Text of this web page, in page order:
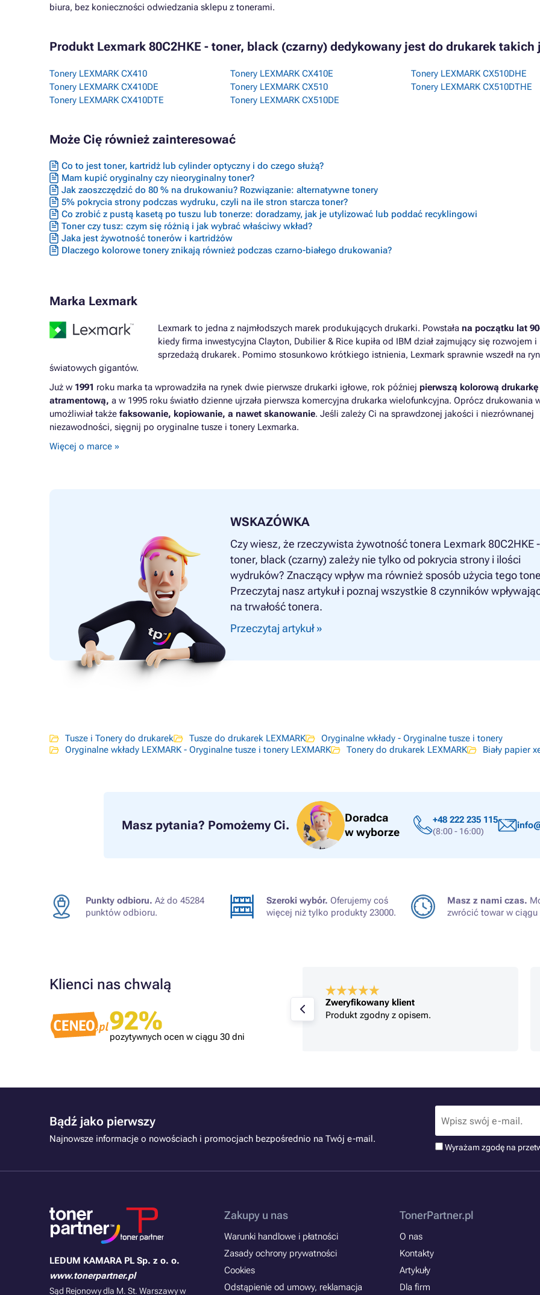
biura, bez konieczności odwiedzania sklepu z tonerami.
Produkt Lexmark 80C2HKE - toner, black (czarny) dedykowany jest do drukarek takich
Tonery LEXMARK CX410
Tonery LEXMARK CX410DE
Tonery LEXMARK CX410DTE
Tonery LEXMARK CX410E
Tonery LEXMARK CX510
Tonery LEXMARK CX510DE
Tonery LEXMARK CX510DHE
Tonery LEXMARK CX510DTHE
Może Cię również zainteresować
Co to jest toner, kartridż lub cylinder optyczny i do czego służą?
Mam kupić oryginalny czy nieoryginalny toner?
Jak zaoszczędzić do 80 % na drukowaniu? Rozwiązanie: alternatywne tonery
5% pokrycia strony podczas wydruku, czyli na ile stron starcza toner?
Co zrobić z pustą kasetą po tuszu lub tonerze: doradzamy, jak je utylizować lub poddać recyklingowi
Toner czy tusz: czym się różnią i jak wybrać właściwy wkład?
Jaka jest żywotność tonerów i kartridżów
Dlaczego kolorowe tonery znikają również podczas czarno-białego drukowania?
Marka Lexmark
Lexmark to jedna z najmłodszych marek produkujących drukarki. Powstała na początku lat
kiedy firma inwestycyjna Clayton, Dubilier & Rice kupiła od IBM dział zajmujący się rozwojem i
sprzedażą drukarek. Pomimo stosunkowo krótkiego istnienia, Lexmark sprawnie wszedł na
światowych gigantów.
Już w 1991 roku marka ta wprowadziła na rynek dwie pierwsze drukarki igłowe, rok później pierwszą kolorową drukarkę
atramentową, a w 1995 roku światło dzienne ujrzała pierwsza komercyjna drukarka wielofunkcyjna. Oprócz drukowania
umożliwiał także faksowanie, kopiowanie, a nawet skanowanie. Jeśli zależy Ci na sprawdzonej jakości i niezrównanej
niezawodności, sięgnij po oryginalne tusze i tonery Lexmarka.
Więcej o marce »
WSKAZÓWKA
Czy wiesz, że rzeczywista żywotność tonera Lexmark 80C2HKE -
toner, black (czarny) zależy nie tylko od pokrycia strony i ilości
wydruków? Znaczący wpływ ma również sposób użycia tego
Przeczytaj nasz artykuł i poznaj wszystkie 8 czynników
na trwałość tonera.
Przeczytaj artykuł »
Tusze i Tonery do drukarek Tusze do drukarek LEXMARK
Oryginalne wkłady - Oryginalne tusze i tonery
Oryginalne wkłady LEXMARK - Oryginalne tusze i tonery LEXMARK
Tonery do drukarek LEXMARK Biały papier
Masz pytania? Pomożemy Ci.
Doradca
w wyborze
+48 222 235 115
(8:00 - 16:00)
Punkty odbioru. Aż do 45284
punktów odbioru.
Szeroki wybór. Oferujemy coś
więcej niż tylko produkty 23000.
Masz z nami czas.
zwrócić towar w ciągu
Klienci nas chwalą
92%
pozytywnych ocen w ciągu 30 dni
Produkt zgodny z opisem.
Zweryfikowany klient
Jestem zadowolony
Bądź jako pierwszy
Najnowsze informacje o nowościach i promocjach bezpośrednio na Twój e-mail.
Wyrażam zgodę na
LEDUM KAMARA PL Sp. z o. o.
www.tonerpartner.pl
Sąd Rejonowy dla M. St. Warszawy w
Zakupy u nas
Warunki handlowe i płatności
Zasady ochrony prywatności
Cookies
Odstąpienie od umowy, reklamacja
TonerPartner.pl
O nas
Kontakty
Artykuły
Dla firm